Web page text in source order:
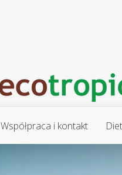
Współpraca i kontakt